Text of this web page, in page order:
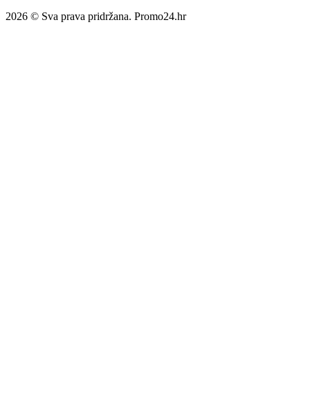
2026 © Sva prava pridržana. Promo24.hr